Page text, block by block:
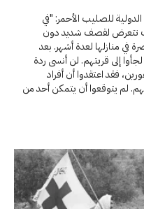
للصليب الأحمر: "في
تتعرض لقصف شديد دون
في منازلها لعدة أشهر. بعد
إلى قريتهم. لن أنسى ردة
فقد اعتقدوا أن أفراد
لم يتوقعوا أن يتمكن أحد من